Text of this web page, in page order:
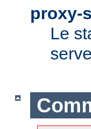
proxy-
Le